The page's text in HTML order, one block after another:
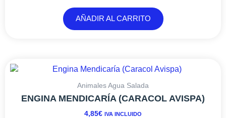
AÑADIR AL CARRITO
Animales Agua Salada
ENGINA MENDICARÍA (CARACOL AVISPA)
4,85€ IVA INCLUIDO